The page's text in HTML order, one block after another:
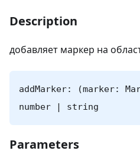
Description
добавляет маркер на
addMarker: (marker:
number | string
Parameters